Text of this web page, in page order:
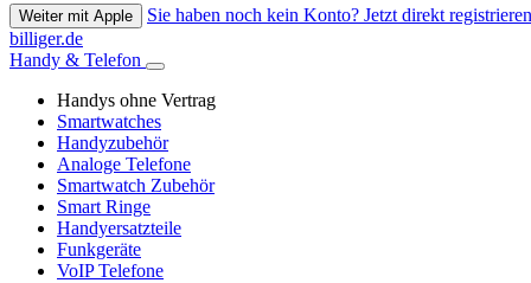
Weiter mit Apple
Sie haben noch kein Konto? Jetzt direkt
billiger.de
Handy & Telefon
Handys ohne Vertrag
Smartwatches
Handyzubehör
Analoge Telefone
Smartwatch Zubehör
Smart Ringe
Handyersatzteile
Funkgeräte
VoIP Telefone